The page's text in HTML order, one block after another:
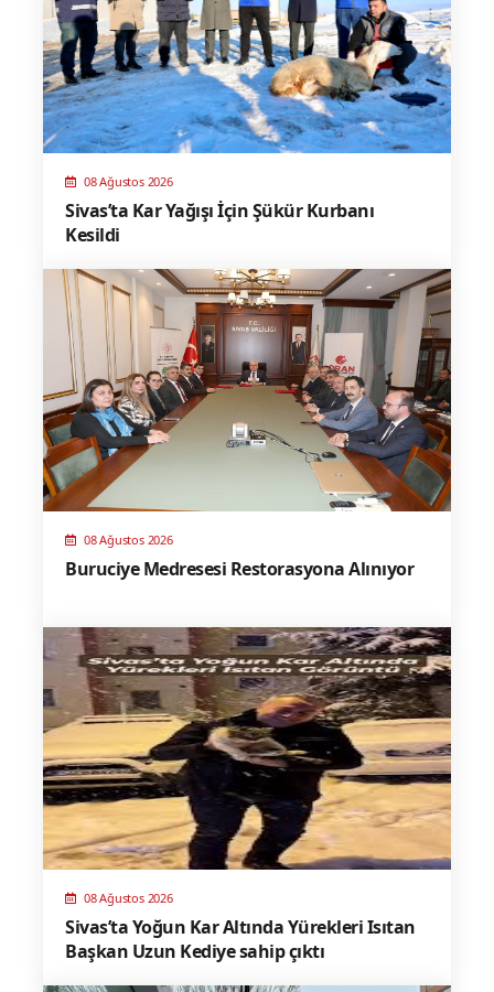
08 Ağustos 2026
Sivas’ta Kar Yağışı İçin Şükür Kurbanı
Kesildi
08 Ağustos 2026
Buruciye Medresesi Restorasyona Alınıyor
08 Ağustos 2026
Sivas’ta Yoğun Kar Altında Yürekleri Isıtan
Başkan Uzun Kediye sahip çıktı